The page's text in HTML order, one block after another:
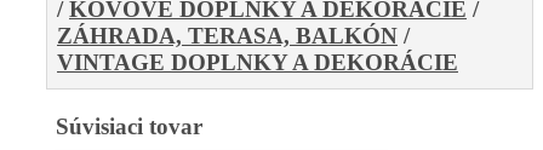
/KOVOVÉ DOPLNKY A DEKORÁCIE /
ZÁHRADA, TERASA, BALKÓN /
VINTAGE DOPLNKY A DEKORÁCIE
Súvisiaci tovar